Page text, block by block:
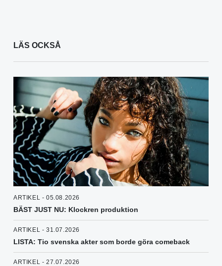
LÄS OCKSÅ
ARTIKEL - 05.08.2026
BÄST JUST NU: Klockren produktion
ARTIKEL - 31.07.2026
LISTA: Tio svenska akter som borde göra comeback
ARTIKEL - 27.07.2026